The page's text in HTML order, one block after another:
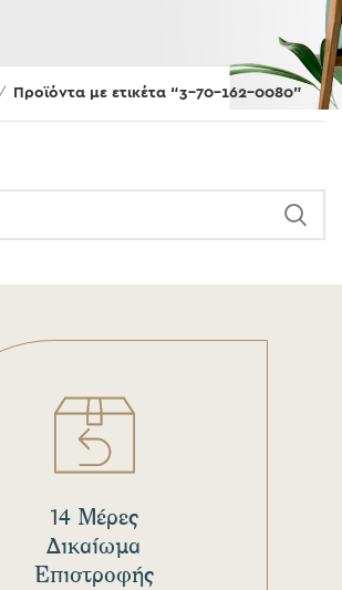
Προϊόντα με ετικέτα “3-70-162-0080”
14 Μέρες
Δικαίωμα
Επιστροφής